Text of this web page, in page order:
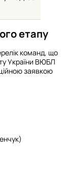
етапу
команд, що
України ВЮБЛ
заявкою